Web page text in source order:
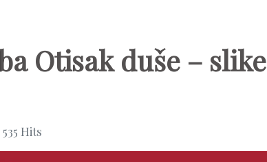
Otisak duše – slike
535 Hits